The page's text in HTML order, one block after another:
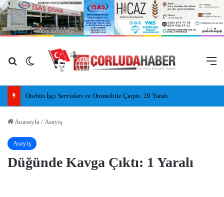
Arama yap ...
Dış görünümü değiştir
Otobüs İşçi Servisleri ve Otomobile Çarptı: 29 Yaralı
Anasayfa / Asayiş
Asayiş
Düğünde Kavga Çıktı: 1 Yaralı